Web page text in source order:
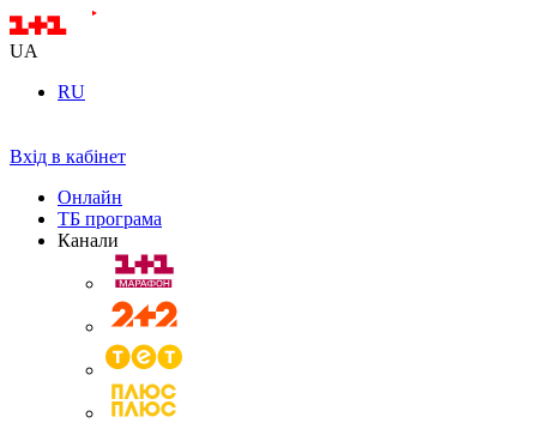
UA
RU
Вхід в кабінет
Онлайн
ТБ програма
Канали